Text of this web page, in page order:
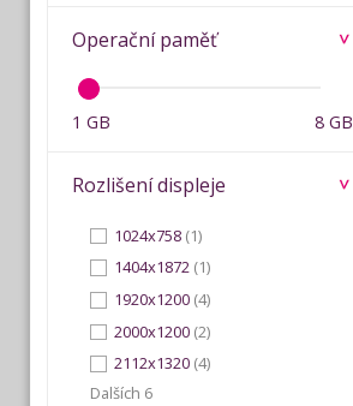
Operační paměť
1 GB 8 GB
Rozlišení displeje
1024x758 (1)
1404x1872 (1)
1920x1200 (4)
2000x1200 (2)
2112x1320 (4)
Dalších 6